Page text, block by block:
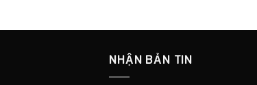
NHẬN BẢN TIN